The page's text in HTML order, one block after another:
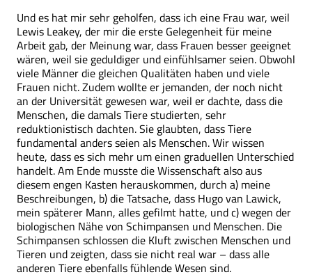
Und es hat mir sehr geholfen, dass ich eine Frau war, weil
Lewis Leakey, der mir die erste Gelegenheit für meine
Arbeit gab, der Meinung war, dass Frauen besser geeignet
wären, weil sie geduldiger und einfühlsamer seien. Obwohl
viele Männer die gleichen Qualitäten haben und viele
Frauen nicht. Zudem wollte er jemanden, der noch nicht
an der Universität gewesen war, weil er dachte, dass die
Menschen, die damals Tiere studierten, sehr
reduktionistisch dachten. Sie glaubten, dass Tiere
fundamental anders seien als Menschen. Wir wissen
heute, dass es sich mehr um einen graduellen Unterschied
handelt. Am Ende musste die Wissenschaft also aus
diesem engen Kasten herauskommen, durch a) meine
Beschreibungen, b) die Tatsache, dass Hugo van Lawick,
mein späterer Mann, alles gefilmt hatte, und c) wegen der
biologischen Nähe von Schimpansen und Menschen. Die
Schimpansen schlossen die Kluft zwischen Menschen und
Tieren und zeigten, dass sie nicht real war – dass alle
anderen Tiere ebenfalls fühlende Wesen sind.